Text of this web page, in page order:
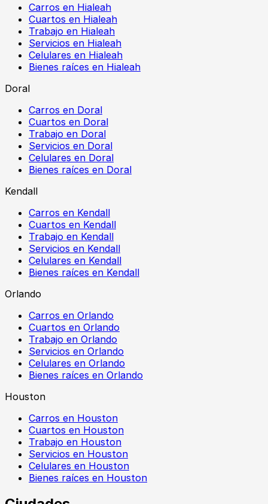
Carros en Hialeah
Cuartos en Hialeah
Trabajo en Hialeah
Servicios en Hialeah
Celulares en Hialeah
Bienes raíces en Hialeah
Doral
Carros en Doral
Cuartos en Doral
Trabajo en Doral
Servicios en Doral
Celulares en Doral
Bienes raíces en Doral
Kendall
Carros en Kendall
Cuartos en Kendall
Trabajo en Kendall
Servicios en Kendall
Celulares en Kendall
Bienes raíces en Kendall
Orlando
Carros en Orlando
Cuartos en Orlando
Trabajo en Orlando
Servicios en Orlando
Celulares en Orlando
Bienes raíces en Orlando
Houston
Carros en Houston
Cuartos en Houston
Trabajo en Houston
Servicios en Houston
Celulares en Houston
Bienes raíces en Houston